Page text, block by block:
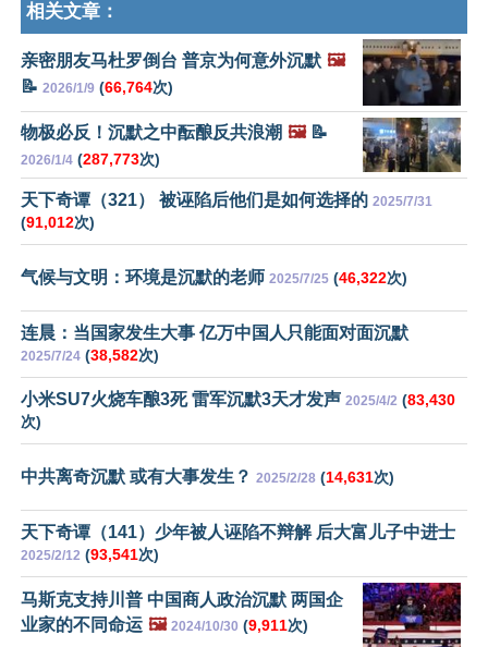
相关文章：
亲密朋友马杜罗倒台 普京为何意外沉默 🖼️
📝 2026/1/9 (66,764次)
物极必反！沉默之中酝酿反共浪潮 🖼️📝
2026/1/4 (287,773次)
天下奇谭（321） 被诬陷后他们是如何选择的 2025/7/31
(91,012次)
气候与文明：环境是沉默的老师 2025/7/25 (46,322次)
连晨：当国家发生大事 亿万中国人只能面对面沉默
2025/7/24 (38,582次)
小米SU7火烧车酿3死 雷军沉默3天才发声 2025/4/2 (83,430
次)
中共离奇沉默 或有大事发生？ 2025/2/28 (14,631次)
天下奇谭（141）少年被人诬陷不辩解 后大富儿子中进士
2025/2/12 (93,541次)
马斯克支持川普 中国商人政治沉默 两国企
业家的不同命运 🖼️ 2024/10/30 (9,911次)